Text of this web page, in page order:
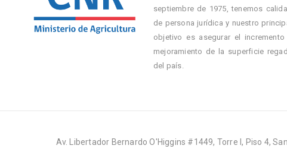
septiembre de 1975, tenemos
de persona jurídica y nuestro
objetivo es asegurar el
mejoramiento de la superficie
del país.
Av. Libertador Bernardo O'Higgins #1449, Torre I, Piso 4,